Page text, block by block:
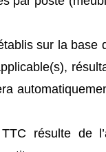
sur la
résulte de